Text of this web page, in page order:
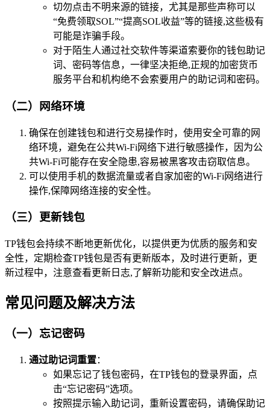
切勿点击不明来源的链接，尤其是那些声称可以
“免费领取SOL”“提高SOL收益”等的链接,这些极有
可能是诈骗手段。
对于陌生人通过社交软件等渠道索要你的钱包助记
词、密码等信息，一律坚决拒绝,正规的加密货币
服务平台和机构绝不会索要用户的助记词和密码。
（二）网络环境
确保在创建钱包和进行交易操作时，使用安全可靠的网
络环境，避免在公共Wi-Fi网络下进行敏感操作，因为公
共Wi-Fi可能存在安全隐患,容易被黑客攻击窃取信息。
可以使用手机的数据流量或者自家加密的Wi-Fi网络进行
操作,保障网络连接的安全性。
（三）更新钱包
TP钱包会持续不断地更新优化，以提供更为优质的服务和安
全性，定期检查TP钱包是否有更新版本，及时进行更新，更
新过程中，注意查看更新日志,了解新功能和安全改进点。
常见问题及解决方法
（一）忘记密码
通过助记词重置：
如果忘记了钱包密码，在TP钱包的登录界面，点
击“忘记密码”选项。
按照提示输入助记词，重新设置密码，请确保助记